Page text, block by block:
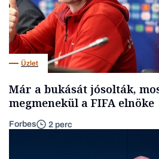
Üzlet
Már a bukását jósolták,
megmenekül a FIFA elnöke
Forbes 2 perc